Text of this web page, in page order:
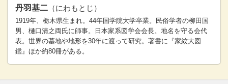
丹羽基二 （にわもとじ）
1919年、栃木県生まれ。44年国学院大学卒業。民俗学者の柳田国
男、樋口清之両氏に師事。日本家系図学会会長。地名を守る会代
表。世界の墓地や地形を30年に渡って研究。著書に『家紋大図
鑑』ほか約80冊がある。